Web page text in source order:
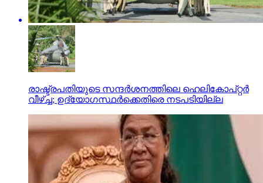
രാഷ്ട്രപതിയുടെ സന്ദര്‍ശനത്തിലെ ഹെലികോപ്റ്റര്‍
വീഴ്ച്ച; ഉദ്യോഗസ്ഥര്‍ക്കെതിരെ നടപടിയില്ല